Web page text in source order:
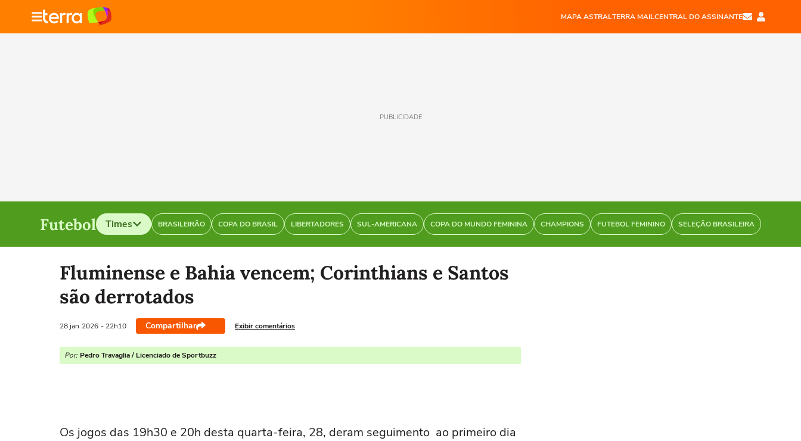
MAPA ASTRALTERRA MAILCENTRAL DO ASSINANTE
PUBLICIDADE
Futebol Times BRASILEIRÃO COPA DO BRASIL LIBERTADORES SUL-AMERICANA COPA DO MUNDO FEMININA CHAMPIONS FUTEBOL FEMININO SELEÇÃO BRASILEIRA
Selecione o time para ver as notícias
Fluminense e Bahia vencem; Corinthians e Santos
são derrotados
28 jan 2026 - 22h10 Compartilhar Exibir comentários
Por: Pedro Travaglia / Licenciado de Sportbuzz
Os jogos das 19h30 e 20h desta quarta-feira, 28, deram seguimento ao primeiro dia